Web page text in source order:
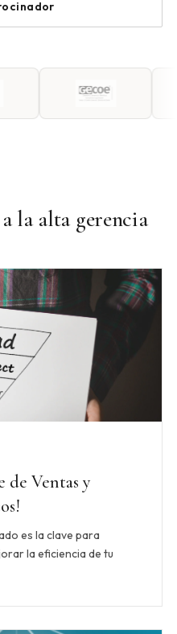
la alta gerencia
de Ventas y
es la clave para
la eficiencia de tu